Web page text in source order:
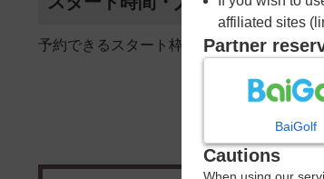
予約できるスタート枠がありません。
affiliated sites
Partner
BaiGolf
Cautions